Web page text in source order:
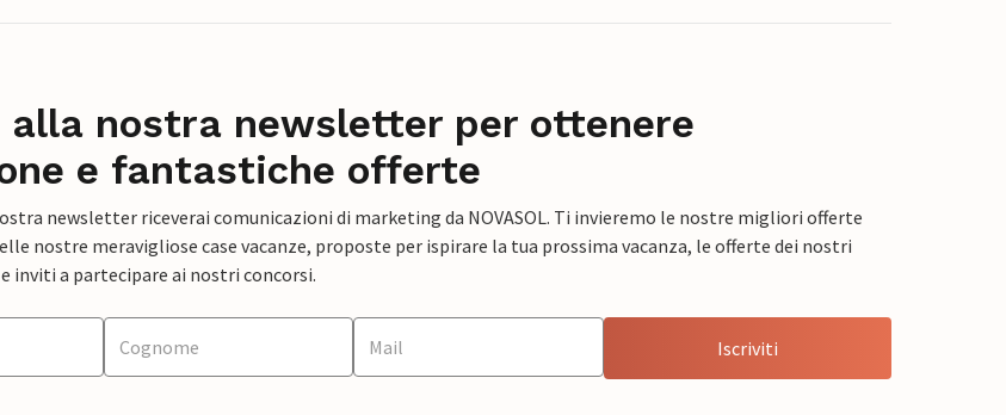
nostra newsletter per ottenere
e fantastiche offerte
newsletter riceverai comunicazioni di marketing da NOVASOL. Ti invieremo le nostre migliori offerte
nostre meravigliose case vacanze, proposte per ispirare la tua prossima vacanza, le offerte dei nostri
inviti a partecipare ai nostri concorsi.
Iscriviti